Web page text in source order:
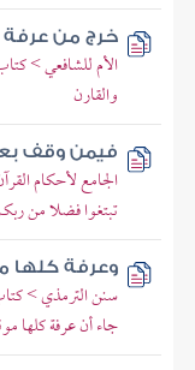
خرج من عرفة
الأم للشافعي >
والقارن
فيمن وقف
الجامع لأحكام
تبتغوا فضلا من
وعرفة كلها
سنن الترمذي >
جاء أن عرفة كلها